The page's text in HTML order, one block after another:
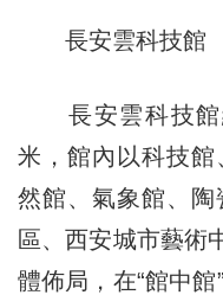
長安雲科技館
長安雲科技館
米，館內以科技館
然館、氣象館、
區、西安城市藝術
體佈局，在“館中